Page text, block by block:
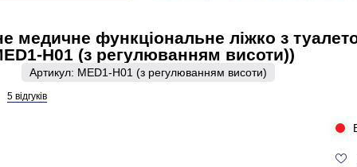
медичне функціональне ліжко з
H01 (з регулюванням висоти))
Артикул: MED1-H01 (з регулюванням висоти)
5 відгуків